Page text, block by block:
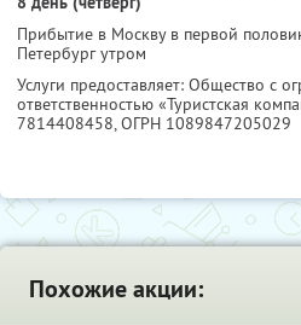
Прибытие в Москву в первой
Петербург утром
Услуги предоставляет: Общество с
ответственностью «Туристская
7814408458, ОГРН 1089847205029
Похожие акции: